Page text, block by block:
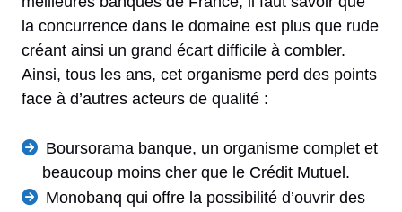
la concurrence dans le domaine est plus que rude
créant ainsi un grand écart difficile à combler.
Ainsi, tous les ans, cet organisme perd des points
face à d’autres acteurs de qualité :
Boursorama banque, un organisme complet et
beaucoup moins cher que le Crédit Mutuel.
Monobanq qui offre la possibilité d’ouvrir des